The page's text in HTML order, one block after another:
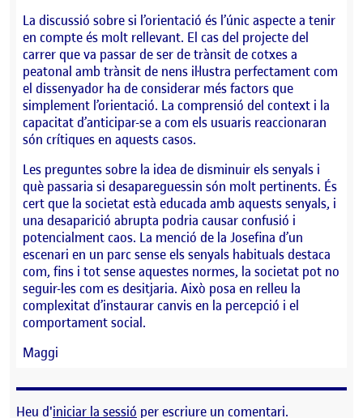
La discussió sobre si l’orientació és l’únic aspecte a tenir
en compte és molt rellevant. El cas del projecte del
carrer que va passar de ser de trànsit de cotxes a
peatonal amb trànsit de nens il·lustra perfectament com
el dissenyador ha de considerar més factors que
simplement l’orientació. La comprensió del context i la
capacitat d’anticipar-se a com els usuaris reaccionaran
són crítiques en aquests casos.
Les preguntes sobre la idea de disminuir els senyals i
què passaria si desapareguessin són molt pertinents. És
cert que la societat està educada amb aquests senyals, i
una desaparició abrupta podria causar confusió i
potencialment caos. La menció de la Josefina d’un
escenari en un parc sense els senyals habituals destaca
com, fins i tot sense aquestes normes, la societat pot no
seguir-les com es desitjaria. Això posa en relleu la
complexitat d’instaurar canvis en la percepció i el
comportament social.
Maggi
Heu d'iniciar la sessió per escriure un comentari.